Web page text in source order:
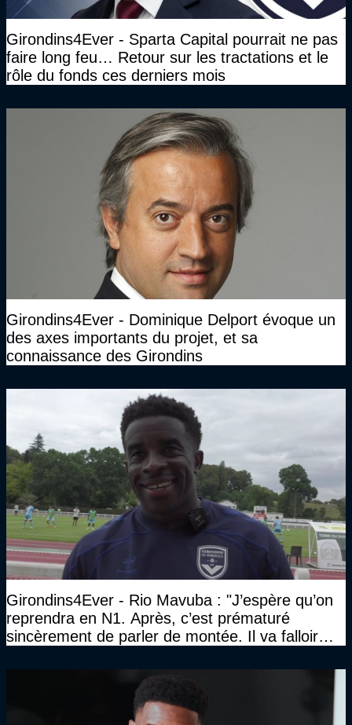
Girondins4Ever - Sparta Capital pourrait ne pas
faire long feu… Retour sur les tractations et le
rôle du fonds ces derniers mois
Girondins4Ever - Dominique Delport évoque un
des axes importants du projet, et sa
connaissance des Girondins
Girondins4Ever - Rio Mavuba : "J’espère qu’on
reprendra en N1. Après, c’est prématuré
sincèrement de parler de montée. Il va falloir